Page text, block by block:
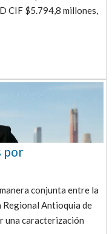
CIF $5.794,8 millones,
por
conjunta entre la
Regional Antioquia de
una caracterización